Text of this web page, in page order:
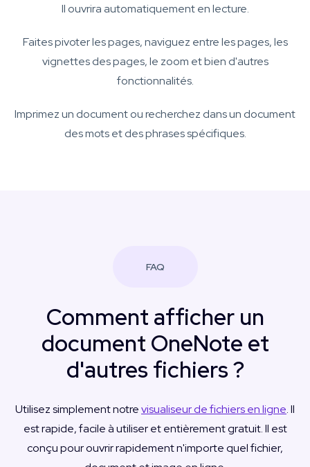
Il ouvrira automatiquement en lecture.
Faites pivoter les pages, naviguez entre les pages, les
vignettes des pages, le zoom et bien d'autres
fonctionnalités.
Imprimez un document ou recherchez dans un document
des mots et des phrases spécifiques.
FAQ
Comment afficher un
document OneNote et
d'autres fichiers ?
Utilisez simplement notrevisualiseur de fichiers en ligne. Il
est rapide, facile à utiliser et entièrement gratuit. Il est
conçu pour ouvrir rapidement n'importe quel fichier,